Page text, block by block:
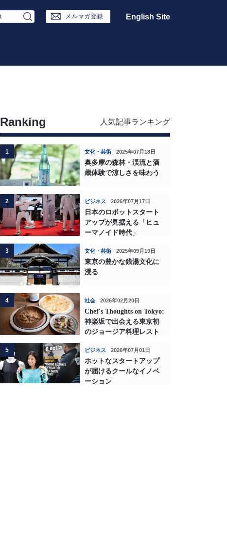
English Site
Ranking 人気記事ランキング
1 文化・芸術 2025年07月18日
奥多摩の森林・渓流と酒
蔵体験で涼しさを味わう
2 ビジネス 2026年07月17日
日本のロボットスタート
アップが見据える「ヒュ
ーマノイド時代」
3 文化・芸術 2025年09月19日
東京の豊かな銭湯文化に
浸る
4 社会 2026年02月20日
Chef's Thoughts on Tokyo:
神楽坂で出会える東京初
のジョージア料理レスト
5 ビジネス 2026年07月01日
ホットなスタートアップ
が届けるクールなイノベ
ーション